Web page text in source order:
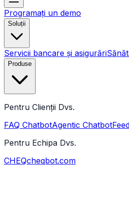
Programați un demo
Soluții
Servicii bancare și asigurări
Produse
Pentru Clienții Dvs.
FAQ ChatbotAgentic Chatbot
Pentru Echipa Dvs.
CHEQcheqbot.com